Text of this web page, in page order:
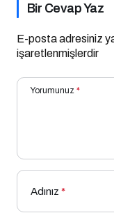
Bir Cevap Yaz
E-posta adresiniz
işaretlenmişlerdir
Yorumunuz *
Adınız *